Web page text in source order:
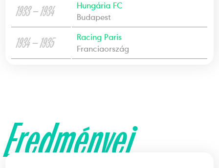
1933 — 1934
Hungária FC
Budapest
1934 — 1935
Racing Paris
Franciaország
Eredményei